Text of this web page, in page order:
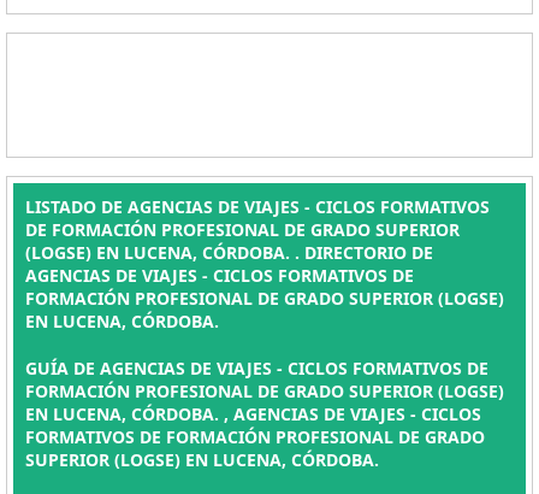
LISTADO DE AGENCIAS DE VIAJES - CICLOS FORMATIVOS
DE FORMACIÓN PROFESIONAL DE GRADO SUPERIOR
(LOGSE) EN LUCENA, CÓRDOBA. . DIRECTORIO DE
AGENCIAS DE VIAJES - CICLOS FORMATIVOS DE
FORMACIÓN PROFESIONAL DE GRADO SUPERIOR (LOGSE)
EN LUCENA, CÓRDOBA.
GUÍA DE AGENCIAS DE VIAJES - CICLOS FORMATIVOS DE
FORMACIÓN PROFESIONAL DE GRADO SUPERIOR (LOGSE)
EN LUCENA, CÓRDOBA. , AGENCIAS DE VIAJES - CICLOS
FORMATIVOS DE FORMACIÓN PROFESIONAL DE GRADO
SUPERIOR (LOGSE) EN LUCENA, CÓRDOBA.